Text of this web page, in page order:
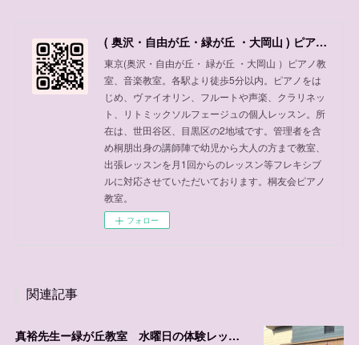
( 奥沢・自由が丘・緑が丘 ・大岡山 ) ピアノ教室、音楽教室
東京(奥沢・自由が丘・ 緑が丘 ・大岡山 ）ピアノ教
室、音楽教室。各駅より徒歩5分以内。ピアノをは
じめ、ヴァイオリン、フルートや声楽、クラリネッ
ト、リトミックソルフェージュの個人レッスン。所
在は、世田谷区、目黒区の2地域です。管理者を含
め桐朋出身の講師陣で幼児から大人の方まで教室、
出張レッスンを月1回からのレッスン等フレキシブ
ルに対応させていただいております。桐友会ピアノ
教室。
フォロー
関連記事
真裕先生ー緑が丘教室 水曜日の体験レッスン可能日程